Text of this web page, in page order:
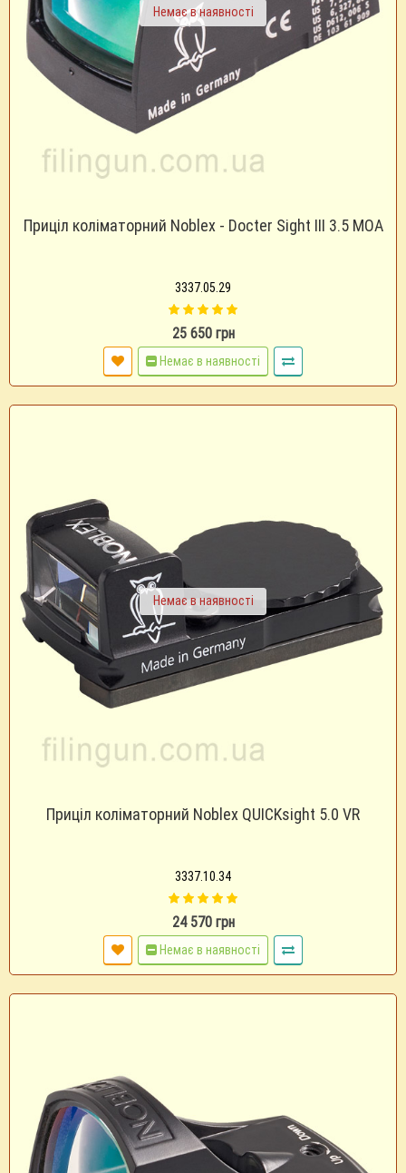
Немає в наявності
Приціл коліматорний Noblex - Docter Sight III 3.5 MOA
3337.05.29
25 650 грн
Немає в наявності
Немає в наявності
Приціл коліматорний Noblex QUICKsight 5.0 VR
3337.10.34
24 570 грн
Немає в наявності